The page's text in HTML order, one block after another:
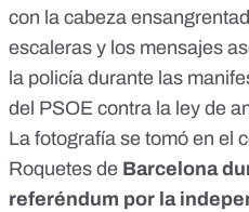
con la cabeza
escaleras y los mensajes
la policía durante las
del PSOE contra la ley de
La fotografía se tomó en el
Roquetes de Barcelona
referéndum por la